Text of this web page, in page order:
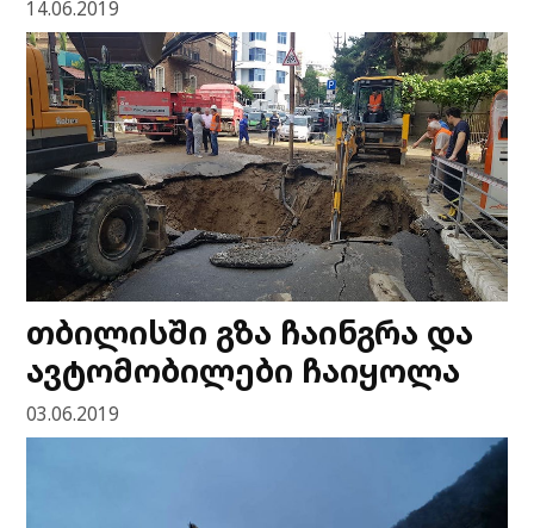
14.06.2019
თბილისში გზა ჩაინგრა და
ავტომობილები ჩაიყოლა
03.06.2019